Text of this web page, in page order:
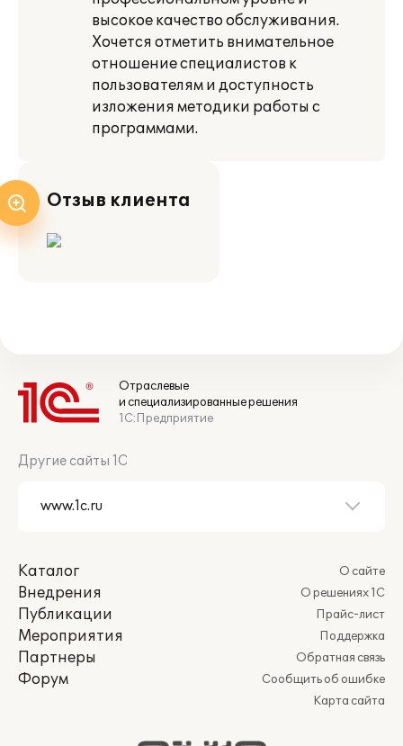
высокое качество обслуживания.
Хочется отметить внимательное
отношение специалистов к
пользователям и доступность
изложения методики работы с
программами.
Отзыв клиента
Отраслевые
и специализированные решения
1С:Предприятие
Другие сайты 1С
Каталог
Внедрения
Публикации
Мероприятия
Партнеры
Форум
О сайте
О решениях 1С
Прайс-лист
Поддержка
Обратная связь
Сообщить об ошибке
Карта сайта